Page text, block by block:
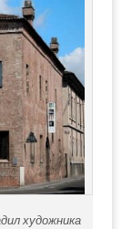
художника